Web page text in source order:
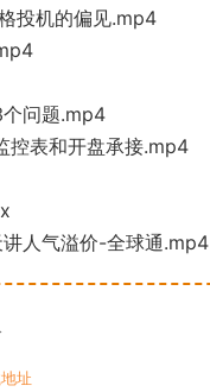
投机的偏见.mp4
问题.mp4
控表和开盘承接.mp4
人气溢价-全球通.mp4
址